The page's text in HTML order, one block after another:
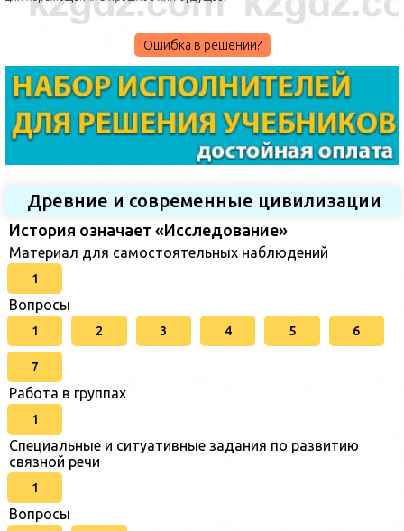
Ошибка в решении?
Древние и современные цивилизации
История означает «Исследование»
Материал для самостоятельных наблюдений
1
Вопросы
1 2 3 4 5 6
7
Работа в группах
1
Специальные и ситуативные задания по развитию
связной речи
1
Вопросы